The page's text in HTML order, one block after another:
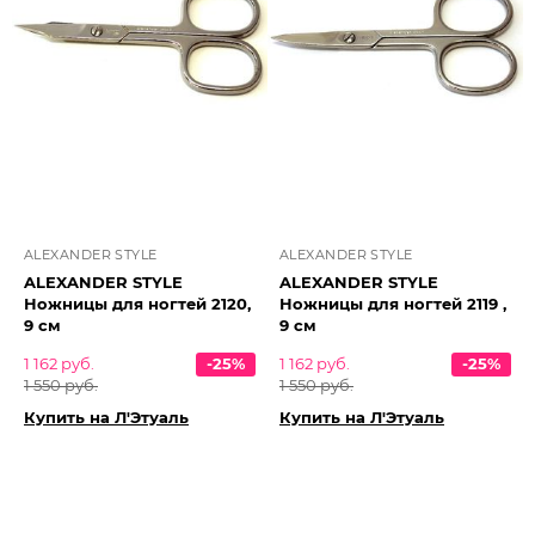
ALEXANDER STYLE
ALEXANDER STYLE
Ножницы для ногтей 2120,
9 см
1 162 руб.
1 550 руб.
-25%
Купить на Л'Этуаль
ALEXANDER STYLE
ALEXANDER STYLE
Ножницы для ногтей 2119 ,
9 см
1 162 руб.
1 550 руб.
-25%
Купить на Л'Этуаль